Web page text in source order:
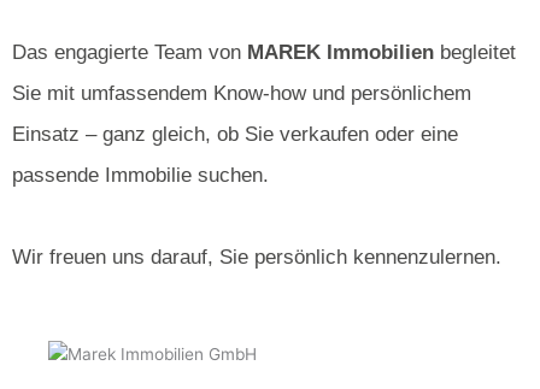
Das engagierte Team von MAREK Immobilien begleitet
Sie mit umfassendem Know-how und persönlichem
Einsatz – ganz gleich, ob Sie verkaufen oder eine
passende Immobilie suchen.
Wir freuen uns darauf, Sie persönlich kennenzulernen.